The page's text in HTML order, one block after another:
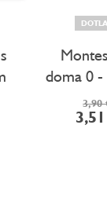
doma 0
3,90